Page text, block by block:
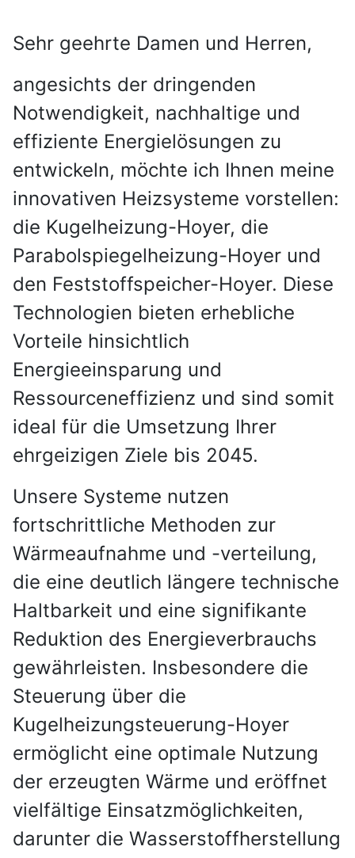
Sehr geehrte Damen und Herren,
angesichts der dringenden
Notwendigkeit, nachhaltige und
effiziente Energielösungen zu
entwickeln, möchte ich Ihnen meine
innovativen Heizsysteme vorstellen:
die Kugelheizung-Hoyer, die
Parabolspiegelheizung-Hoyer und
den Feststoffspeicher-Hoyer. Diese
Technologien bieten erhebliche
Vorteile hinsichtlich
Energieeinsparung und
Ressourceneffizienz und sind somit
ideal für die Umsetzung Ihrer
ehrgeizigen Ziele bis 2045.
Unsere Systeme nutzen
fortschrittliche Methoden zur
Wärmeaufnahme und -verteilung,
die eine deutlich längere technische
Haltbarkeit und eine signifikante
Reduktion des Energieverbrauchs
gewährleisten. Insbesondere die
Steuerung über die
Kugelheizungsteuerung-Hoyer
ermöglicht eine optimale Nutzung
der erzeugten Wärme und eröffnet
vielfältige Einsatzmöglichkeiten,
darunter die Wasserstoffherstellung